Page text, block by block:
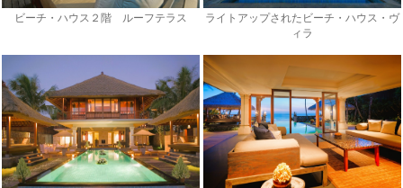
ビーチ・ハウス２階 ルーフテラス
ライトアップされたビーチ・ハウス・ヴ
ィラ